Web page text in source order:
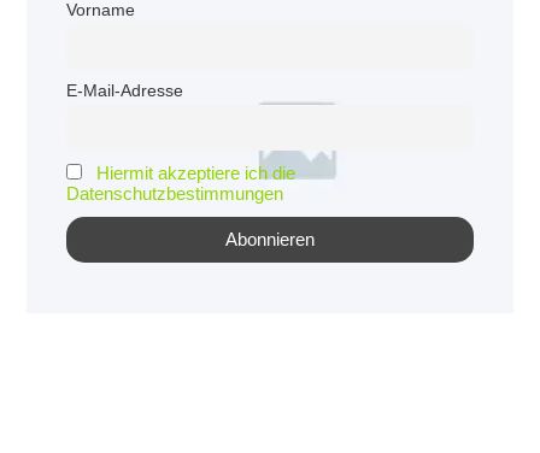
Vorname
E-Mail-Adresse
Hiermit akzeptiere ich die
Datenschutzbestimmungen